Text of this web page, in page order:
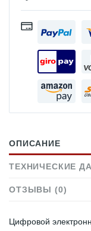
ОПИСАНИЕ
ТЕХНИЧЕСКИЕ
ОТЗЫВЫ (0)
Цифровой